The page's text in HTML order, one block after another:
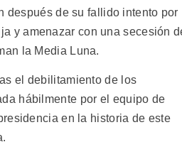
después de su fallido intento por
y amenazar con una secesión
la Media Luna.
el debilitamiento de los
hábilmente por el equipo de
en la historia de este